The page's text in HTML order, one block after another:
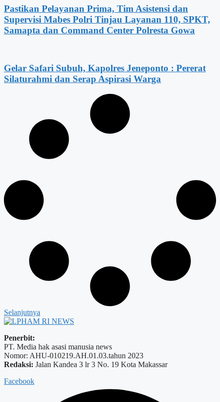
Pastikan Pelayanan Prima, Tim Asistensi dan
Supervisi Mabes Polri Tinjau Layanan 110, SPKT,
Samapta dan Command Center Polresta Gowa
Gelar Safari Subuh, Kapolres Jeneponto : Pererat
Silaturahmi dan Serap Aspirasi Warga
Selanjutnya
Penerbit:
PT. Media hak asasi manusia news
Nomor: AHU-010219.AH.01.03.tahun 2023
Redaksi: Jalan Kandea 3 lr 3 No. 19 Kota Makassar
Facebook